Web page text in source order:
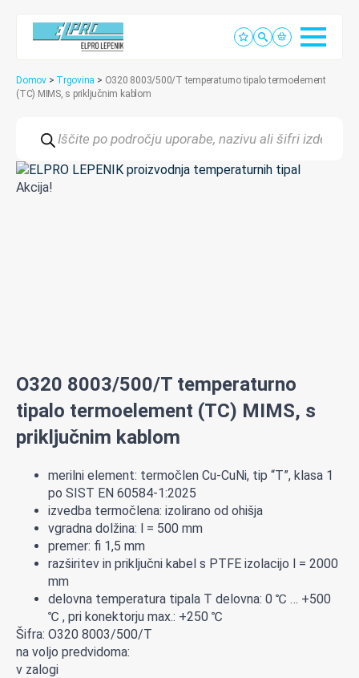
Domov > Trgovina > O320 8003/500/T temperaturno tipalo termoelement
(TC) MIMS, s priključnim kablom
search
Akcija!
O320 8003/500/T temperaturno
tipalo termoelement (TC) MIMS, s
priključnim kablom
merilni element: termočlen Cu-CuNi, tip “T”, klasa 1
po SIST EN 60584-1:2025
izvedba termočlena: izolirano od ohišja
vgradna dolžina: l = 500 mm
premer: fi 1,5 mm
razširitev in priključni kabel s PTFE izolacijo l = 2000
mm
delovna temperatura tipala T delovna: 0 ℃ … +500
℃ , pri konektorju max.: +250 ℃
Šifra: O320 8003/500/T
na voljo predvidoma:
v zalogi